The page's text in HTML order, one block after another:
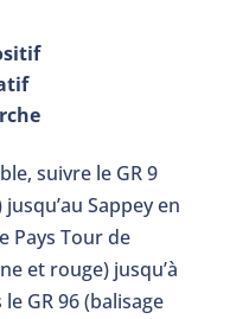
suivre le GR 9
Sappey en
Pays Tour de
et rouge) jusqu’à
GR 96 (balisage